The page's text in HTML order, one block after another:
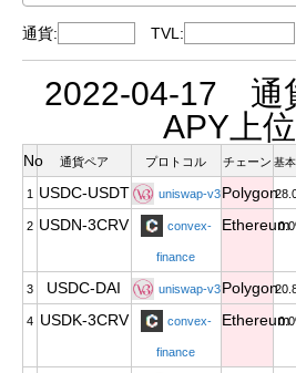
通貨: TVL:
2022-04-17 通
APY上
No 通貨ペア プロトコル チェーン 基
1 USDC-USDT uniswap-v3Polygon
2 USDN-3CRV convex-
finance
Ethereum
3 USDC-DAI uniswap-v3Polygon
4 USDK-3CRV convex-
finance
Ethereum